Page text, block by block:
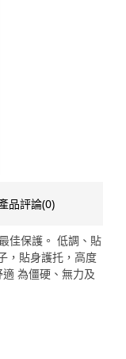
品評論(0)
佳保護。 低調、貼
，貼身護托，高度
為僵硬、無力及